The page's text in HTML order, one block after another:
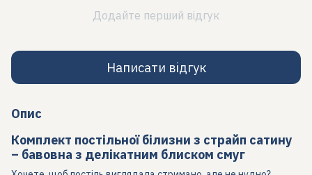
Додайте перший відгук
Написати відгук
Опис
Комплект постільної білизни з страйп сатину
– бавовна з делікатним блиском смуг